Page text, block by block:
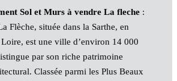
Sol et Murs à vendre La fleche:
Flèche, située dans la Sarthe, en
est une ville d’environ 14 000
par son riche patrimoine
Classée parmi les Plus Beaux